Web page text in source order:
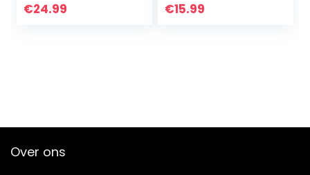
€24.99 €15.99
Over ons